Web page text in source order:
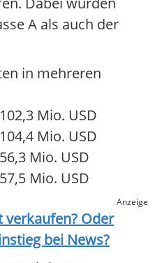
A als auch der
in mehreren
Mio. USD
Mio. USD
Mio. USD
Mio. USD
Anzeige
verkaufen? Oder
bei News?